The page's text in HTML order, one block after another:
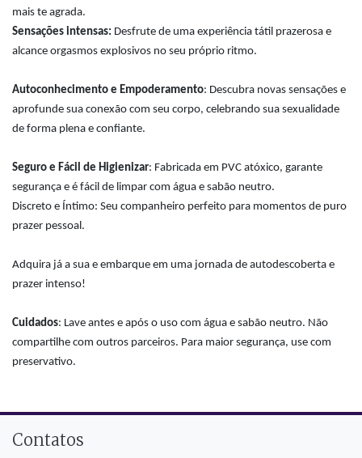
mais te agrada.
Sensações intensas: Desfrute de uma experiência tátil prazerosa e
alcance orgasmos explosivos no seu próprio ritmo.
Autoconhecimento e Empoderamento: Descubra novas sensações e
aprofunde sua conexão com seu corpo, celebrando sua sexualidade
de forma plena e confiante.
Seguro e Fácil de Higienizar: Fabricada em PVC atóxico, garante
segurança e é fácil de limpar com água e sabão neutro.
Discreto e Íntimo: Seu companheiro perfeito para momentos de puro
prazer pessoal.
Adquira já a sua e embarque em uma jornada de autodescoberta e
prazer intenso!
Cuidados: Lave antes e após o uso com água e sabão neutro. Não
compartilhe com outros parceiros. Para maior segurança, use com
preservativo.
Contatos